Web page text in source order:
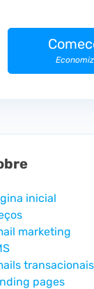
inicial
marketing
transacionais
pages